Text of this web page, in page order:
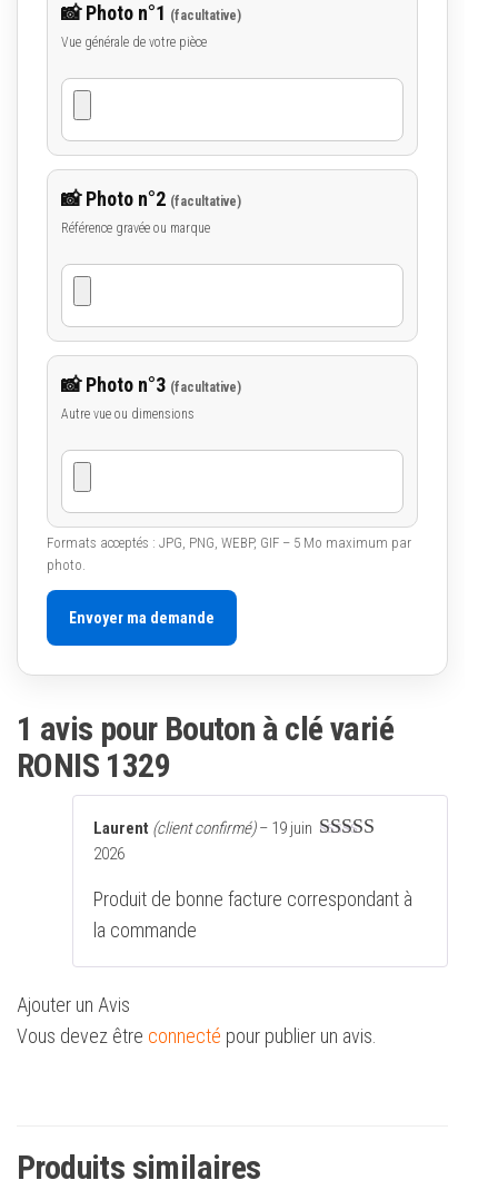
📸 Photo n°1 (facultative)
Vue générale de votre pièce
📸 Photo n°2 (facultative)
Référence gravée ou marque
📸 Photo n°3 (facultative)
Autre vue ou dimensions
Formats acceptés : JPG, PNG, WEBP, GIF – 5 Mo maximum par
photo.
Envoyer ma demande
1 avis pour Bouton à clé varié
RONIS 1329
Laurent (client confirmé) – 19 juin
2026
Produit de bonne facture correspondant à
la commande
Ajouter un Avis
Vous devez être connecté pour publier un avis.
Produits similaires